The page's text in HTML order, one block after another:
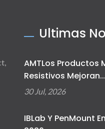
Ultimas
AMTLos Productos
Resistivos Mejoran...
30 Jul, 2026
IBLab Y PenMount